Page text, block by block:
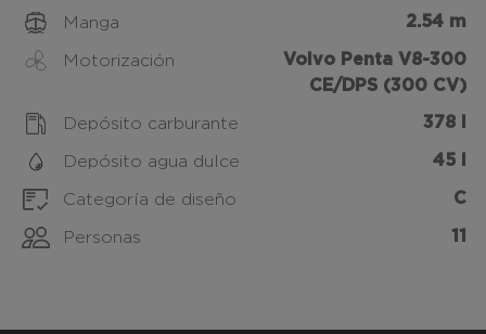
Manga 2.54 m
Motorización
Volvo Penta V8-300
CE/DPS (300 CV)
Depósito carburante 378 l
Depósito agua dulce 45 l
Categoría de diseño C
Personas 11